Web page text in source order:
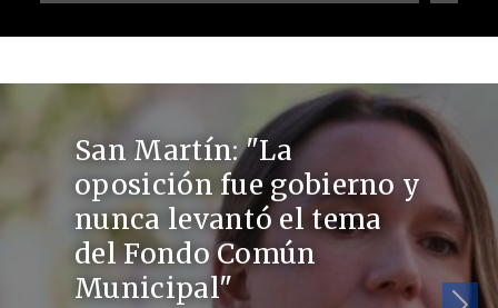
San Martín: "La
oposición fue gobierno y
nunca levantó el tema
del Fondo Común
Municipal"